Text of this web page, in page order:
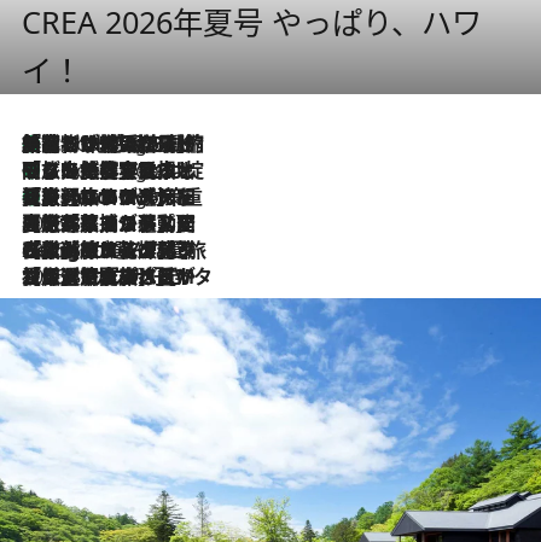
CREA 2026年夏号 やっぱり、ハワ
イ！
5 Hours Ago
「荷物が増えるほど旅ストレスは増す」美容ジャーナリストがたどり着いた最終結論。“化粧品を劇的に減らす”感動の凝縮美容とは
5 Hours Ago
「旅先には金髪ウィッグを持参」日本と同じメイクでは損してる!? 美容ジャーナリストが提案する“掟破りの旅美容”とは
5 Hours Ago
【厳選旅コスメ】「身軽さ＆UV対策重視！」ヘアアーティストshucoが選んだ夏旅ベストコスメを発表【Mサイズジップ】
2026.8.5
【厳選旅コスメ】国内をあちこち移動する河井菜摘が選んだ夏旅ベストコスメ発表！「リラックスアイテムはマスト」【Mサイズジップ】
2026.8.4
【厳選旅コスメ】「紫外線＆乾燥対策しながらメイク感も！」ヘア＆メイクGeorgeが選んだ夏旅ベストコスメを発表！【Mサイズジップ】
2026.8.3
【厳選旅コスメ】「保湿もタイパ重視！」“サウナ好き”タレント清水みさとが愛用する夏旅ベストコスメを発表！【Mサイズジップ】